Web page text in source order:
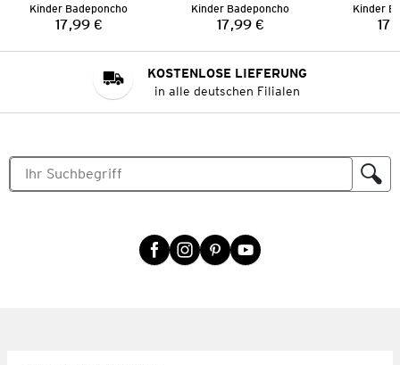
Kinder Badeponcho
Preis:
17,99 €
Kinder Badeponcho
Preis:
17,99 €
Kinder
KOSTENLOSE LIEFERUNG
in alle deutschen Filialen